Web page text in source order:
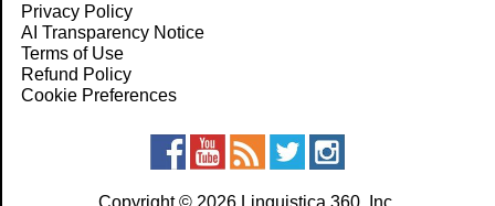
Privacy Policy
AI Transparency Notice
Terms of Use
Refund Policy
Cookie Preferences
Copyright © 2026 Linguistica 360, Inc.